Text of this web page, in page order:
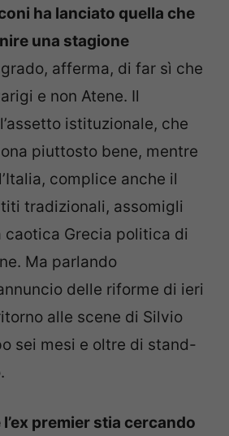
ha lanciato quella che
una stagione
afferma, di far sì che
e non Atene. Il
istituzionale, che
piuttosto bene, mentre
complice anche il
tradizionali, assomigli
caotica Grecia politica di
Ma parlando
delle riforme di ieri
alle scene di Silvio
sei mesi e oltre di stand-
premier stia cercando